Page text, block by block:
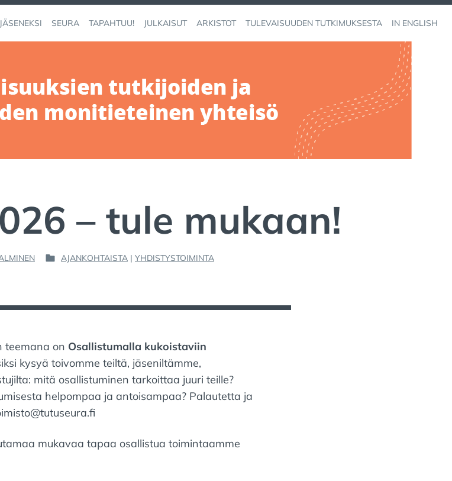
JÄSENEKSI SEURA TAPAHTUU! JULKAISUT ARKISTOT TULEVAISUUDEN TUTKIMUKSESTA IN ENGLISH
– tule mukaan!
P
:
AJANKOHTAISTA | YHDISTYSTOIMINTA
teemana on Osallistumalla kukoistaviin
kysyä toivomme teiltä, jäseniltämme,
mitä osallistuminen tarkoittaa juuri teille?
helpompaa ja antoisampaa? Palautetta ja
mukavaa tapaa osallistua toimintaamme